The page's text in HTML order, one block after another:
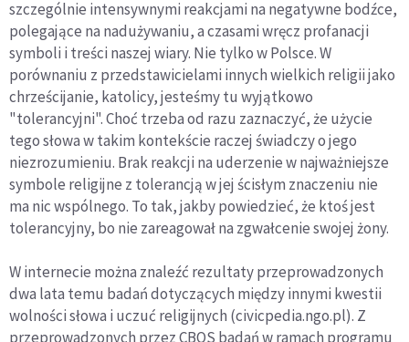
szczególnie intensywnymi reakcjami na negatywne bodźce,
polegające na nadużywaniu, a czasami wręcz profanacji
symboli i treści naszej wiary. Nie tylko w Polsce. W
porównaniu z przedstawicielami innych wielkich religii jako
chrześcijanie, katolicy, jesteśmy tu wyjątkowo
"tolerancyjni". Choć trzeba od razu zaznaczyć, że użycie
tego słowa w takim kontekście raczej świadczy o jego
niezrozumieniu. Brak reakcji na uderzenie w najważniejsze
symbole religijne z tolerancją w jej ścisłym znaczeniu nie
ma nic wspólnego. To tak, jakby powiedzieć, że ktoś jest
tolerancyjny, bo nie zareagował na zgwałcenie swojej żony.
W internecie można znaleźć rezultaty przeprowadzonych
dwa lata temu badań dotyczących między innymi kwestii
wolności słowa i uczuć religijnych (civicpedia.ngo.pl). Z
przeprowadzonych przez CBOS badań w ramach programu